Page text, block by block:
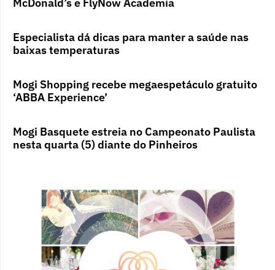
Especialista dá dicas para manter a saúde nas
baixas temperaturas
Mogi Shopping recebe megaespetáculo gratuito
‘ABBA Experience’
Mogi Basquete estreia no Campeonato Paulista
nesta quarta (5) diante do Pinheiros